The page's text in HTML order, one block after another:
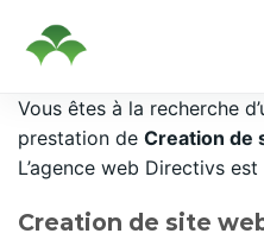
Passer
au
contenu
Vous êtes à la recherche
prestation de Creation de
L’agence web Directivs
Creation de site